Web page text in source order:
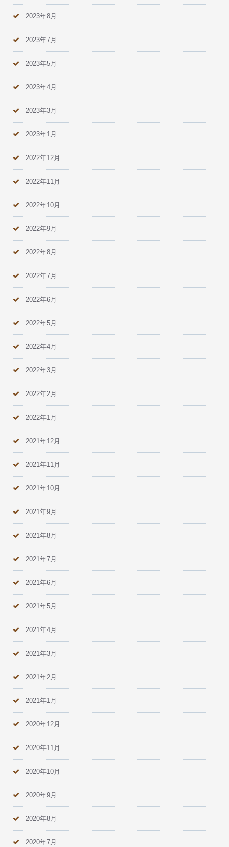
2023年8月
2023年7月
2023年5月
2023年4月
2023年3月
2023年1月
2022年12月
2022年11月
2022年10月
2022年9月
2022年8月
2022年7月
2022年6月
2022年5月
2022年4月
2022年3月
2022年2月
2022年1月
2021年12月
2021年11月
2021年10月
2021年9月
2021年8月
2021年7月
2021年6月
2021年5月
2021年4月
2021年3月
2021年2月
2021年1月
2020年12月
2020年11月
2020年10月
2020年9月
2020年8月
2020年7月